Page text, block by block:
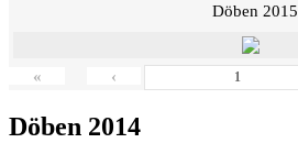
Döben 2015
« ‹
Döben 2014